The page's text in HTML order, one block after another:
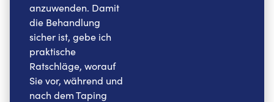
anzuwenden. Damit
die Behandlung
sicher ist, gebe ich
praktische
Ratschläge, worauf
Sie vor, während und
nach dem Taping